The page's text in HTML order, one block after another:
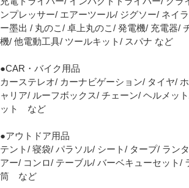
ンプレッサー/ エアーツール/ ジグソー/ ネイ
ー墨出 / 丸のこ/ 卓上丸のこ/ 発電機/ 充電器/
機/ 他電動工具/ ツールキット/ スパナ など
●CAR・バイク用品
カーステレオ/ カーナビゲーション/ タイヤ/
ャリア/ ルーフボックス/ チェーン/ ヘルメッ
ット など
●アウトドア用品
テント/ 寝袋/ パラソル/ シート/ タープ/ ラン
アー/ コンロ/ テーブル/ バーベキューセット/
筒 など